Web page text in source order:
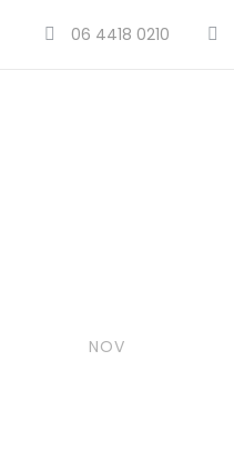
06 4418 0210
NOV